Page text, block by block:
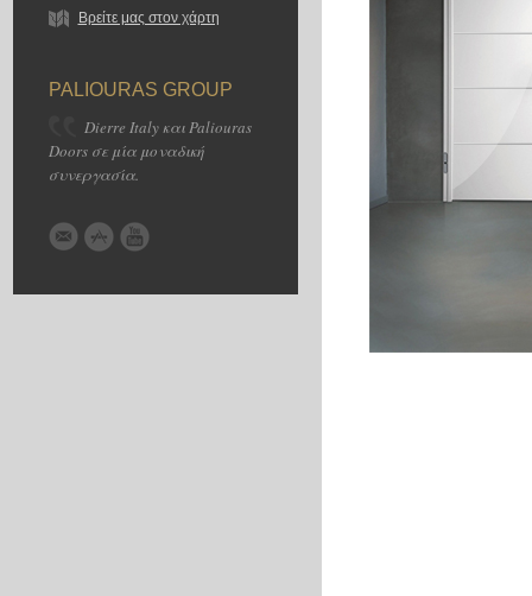
Βρείτε μας στον χάρτη
PALIOURAS GROUP
Dierre Italy και Paliouras
Doors σε μία μοναδική
συνεργασία.